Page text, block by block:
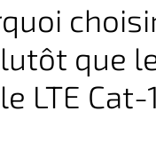
que
LTE Cat-